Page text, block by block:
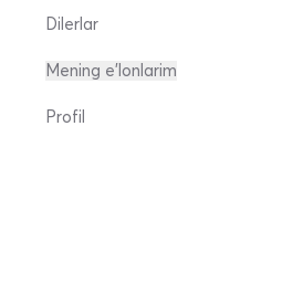
Dilerlar
Mening e'lonlarim
Profil